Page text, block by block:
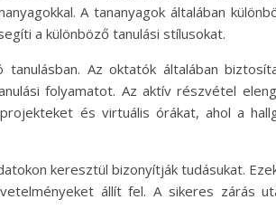
A tananyagok általában
a különböző tanulási stílusokat.
Az oktatók általában
folyamatot. Az aktív részvétel
és virtuális órákat, ahol a
keresztül bizonyítják tudásukat.
állít fel. A sikeres zárás